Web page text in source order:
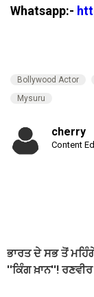
Whatsapp:-
Bollywood Actor
Mysuru
cherry
Content
ਭਾਰਤ ਦੇ ਸਭ ਤੋਂ
''ਕਿੰਗ ਖ਼ਾਨ''!